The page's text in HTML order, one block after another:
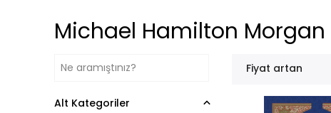
Michael Hamilton Morgan
Fiyat artan
Alt Kategoriler